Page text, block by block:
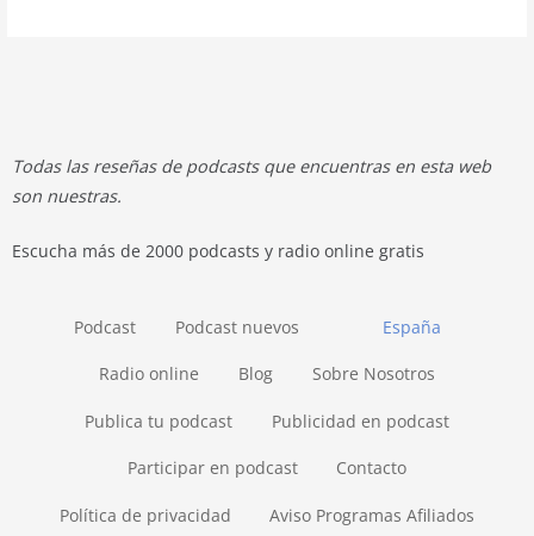
Todas las reseñas de podcasts que encuentras en esta web
son nuestras.
Escucha más de 2000 podcasts y radio online gratis
España
Podcast Podcast nuevos
Radio online Blog Sobre Nosotros
Publica tu podcast Publicidad en podcast
Participar en podcast Contacto
Política de privacidad Aviso Programas Afiliados